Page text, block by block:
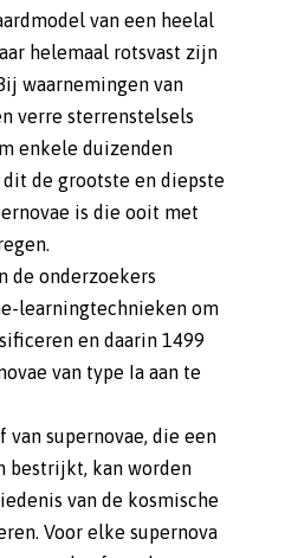
van een heelal
helemaal rotsvast zijn
waarnemingen van
verre sterrenstelsels
enkele duizenden
dit de grootste en diepste
is die ooit met
de onderzoekers
learningtechnieken om
en daarin 1499
van type Ia aan te
van supernovae, die een
bestrijkt, kan worden
van de kosmische
Voor elke supernova